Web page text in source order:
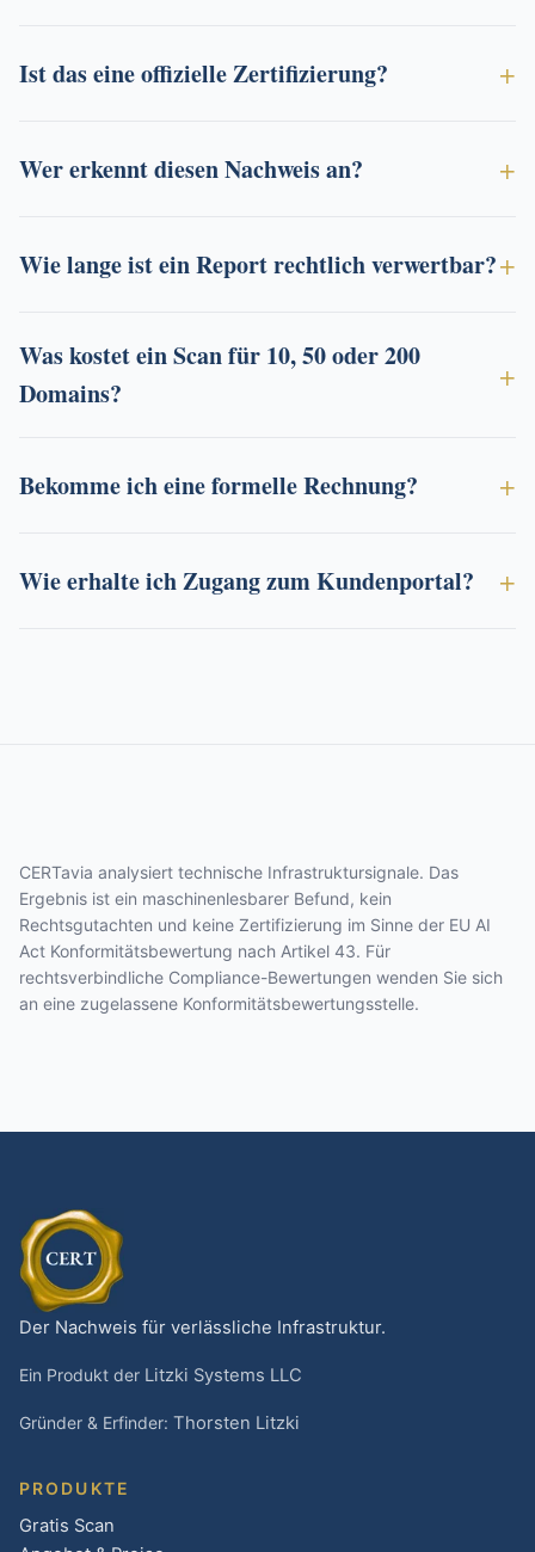
Ist das eine offizielle Zertifizierung?
Wer erkennt diesen Nachweis an?
Wie lange ist ein Report rechtlich verwertbar?
Was kostet ein Scan für 10, 50 oder 200
Domains?
Bekomme ich eine formelle Rechnung?
Wie erhalte ich Zugang zum Kundenportal?
CERTavia analysiert technische Infrastruktursignale. Das
Ergebnis ist ein maschinenlesbarer Befund, kein
Rechtsgutachten und keine Zertifizierung im Sinne der EU AI
Act Konformitätsbewertung nach Artikel 43. Für
rechtsverbindliche Compliance-Bewertungen wenden Sie sich
an eine zugelassene Konformitätsbewertungsstelle.
Der Nachweis für verlässliche Infrastruktur.
Ein Produkt der Litzki Systems LLC
Gründer & Erfinder: Thorsten Litzki
PRODUKTE
Gratis Scan